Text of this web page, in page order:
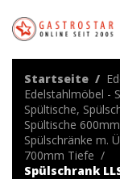
Startseite
Edelstahlmöbel -
Spültische,
Spültische
Spülschränke m.
700mm Tiefe
Spülschrank